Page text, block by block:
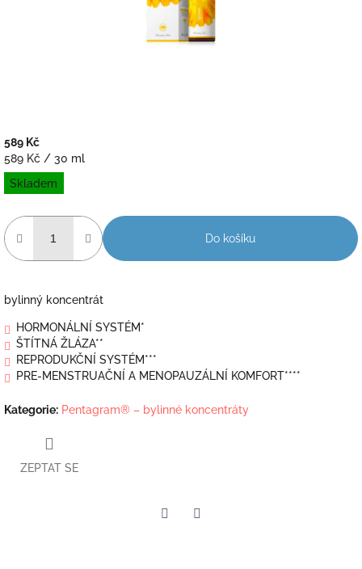
589 Kč
Měrná
cena:
589 Kč / 30 ml
Skladem
Do košíku
bylinný koncentrát
HORMONÁLNÍ SYSTÉM*
ŠTÍTNÁ ŽLÁZA**
REPRODUKČNÍ SYSTÉM***
PRE-MENSTRUAČNÍ A MENOPAUZÁLNÍ KOMFORT****
Kategorie: Pentagram® – bylinné koncentráty
ZEPTAT SE